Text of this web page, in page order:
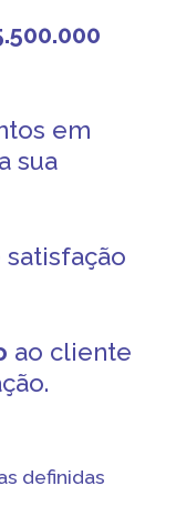
em
sua
ao cliente
definidas